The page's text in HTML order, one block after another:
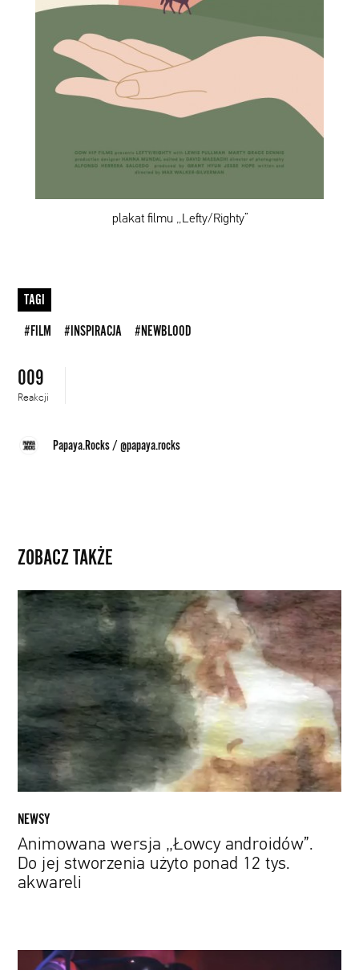
plakat filmu „Lefty/Righty”
TAGI
#FILM #INSPIRACJA #NEWBLOOD
009
Reakcji
Papaya.Rocks /@papaya.rocks
ZOBACZ TAKŻE
Animowana
wersja
„Łowcy
androidów”.
stworzenia
użyto
ponad
12
tys.
akwareli
NEWSY
Animowana wersja „Łowcy androidów”.
Do jej stworzenia użyto ponad 12 tys.
akwareli
„Amapiano”.